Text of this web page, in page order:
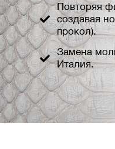
Повторяя
создавая
прокол).
Замена
Италия.